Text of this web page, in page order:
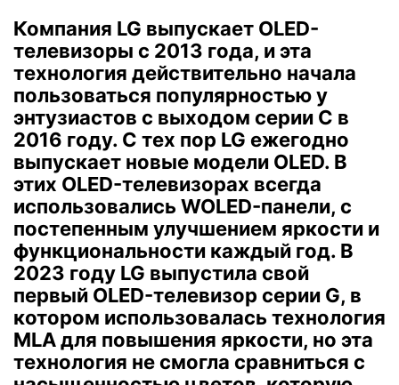
Компания LG выпускает OLED-
телевизоры с 2013 года, и эта
технология действительно начала
пользоваться популярностью у
энтузиастов с выходом серии C в
2016 году. С тех пор LG ежегодно
выпускает новые модели OLED. В
этих OLED-телевизорах всегда
использовались WOLED-панели, с
постепенным улучшением яркости и
функциональности каждый год. В
2023 году LG выпустила свой
первый OLED-телевизор серии G, в
котором использовалась технология
MLA для повышения яркости, но эта
технология не смогла сравниться с